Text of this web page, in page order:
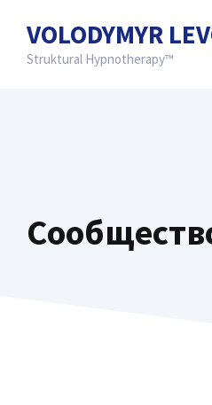
содержимому
VOLODYMYR
Struktural Hypnotherapy™